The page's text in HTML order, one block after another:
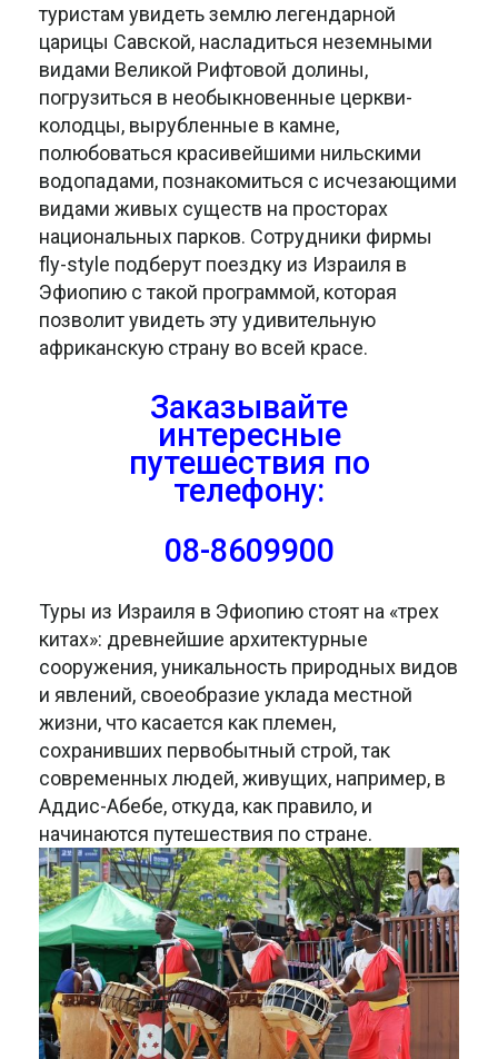
туристам увидеть землю легендарной
царицы Савской, насладиться неземными
видами Великой Рифтовой долины,
погрузиться в необыкновенные церкви-
колодцы, вырубленные в камне,
полюбоваться красивейшими нильскими
водопадами, познакомиться с исчезающими
видами живых существ на просторах
национальных парков. Сотрудники фирмы
fly-style подберут поездку из Израиля в
Эфиопию с такой программой, которая
позволит увидеть эту удивительную
африканскую страну во всей красе.
Заказывайте
интересные
путешествия по
телефону:
08-8609900
Туры из Израиля в Эфиопию стоят на «трех
китах»: древнейшие архитектурные
сооружения, уникальность природных видов
и явлений, своеобразие уклада местной
жизни, что касается как племен,
сохранивших первобытный строй, так
современных людей, живущих, например, в
Аддис-Абебе, откуда, как правило, и
начинаются путешествия по стране.